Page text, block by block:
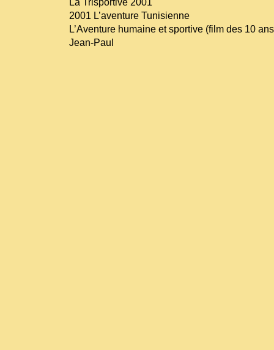
2001 L’aventure Tunisienne
L’Aventure humaine et sportive (film des 10
Jean-Paul